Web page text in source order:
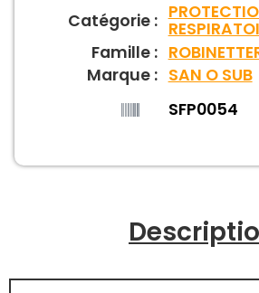
Catégorie :
Famille :
Marque : SAN O SUB
SFP0054